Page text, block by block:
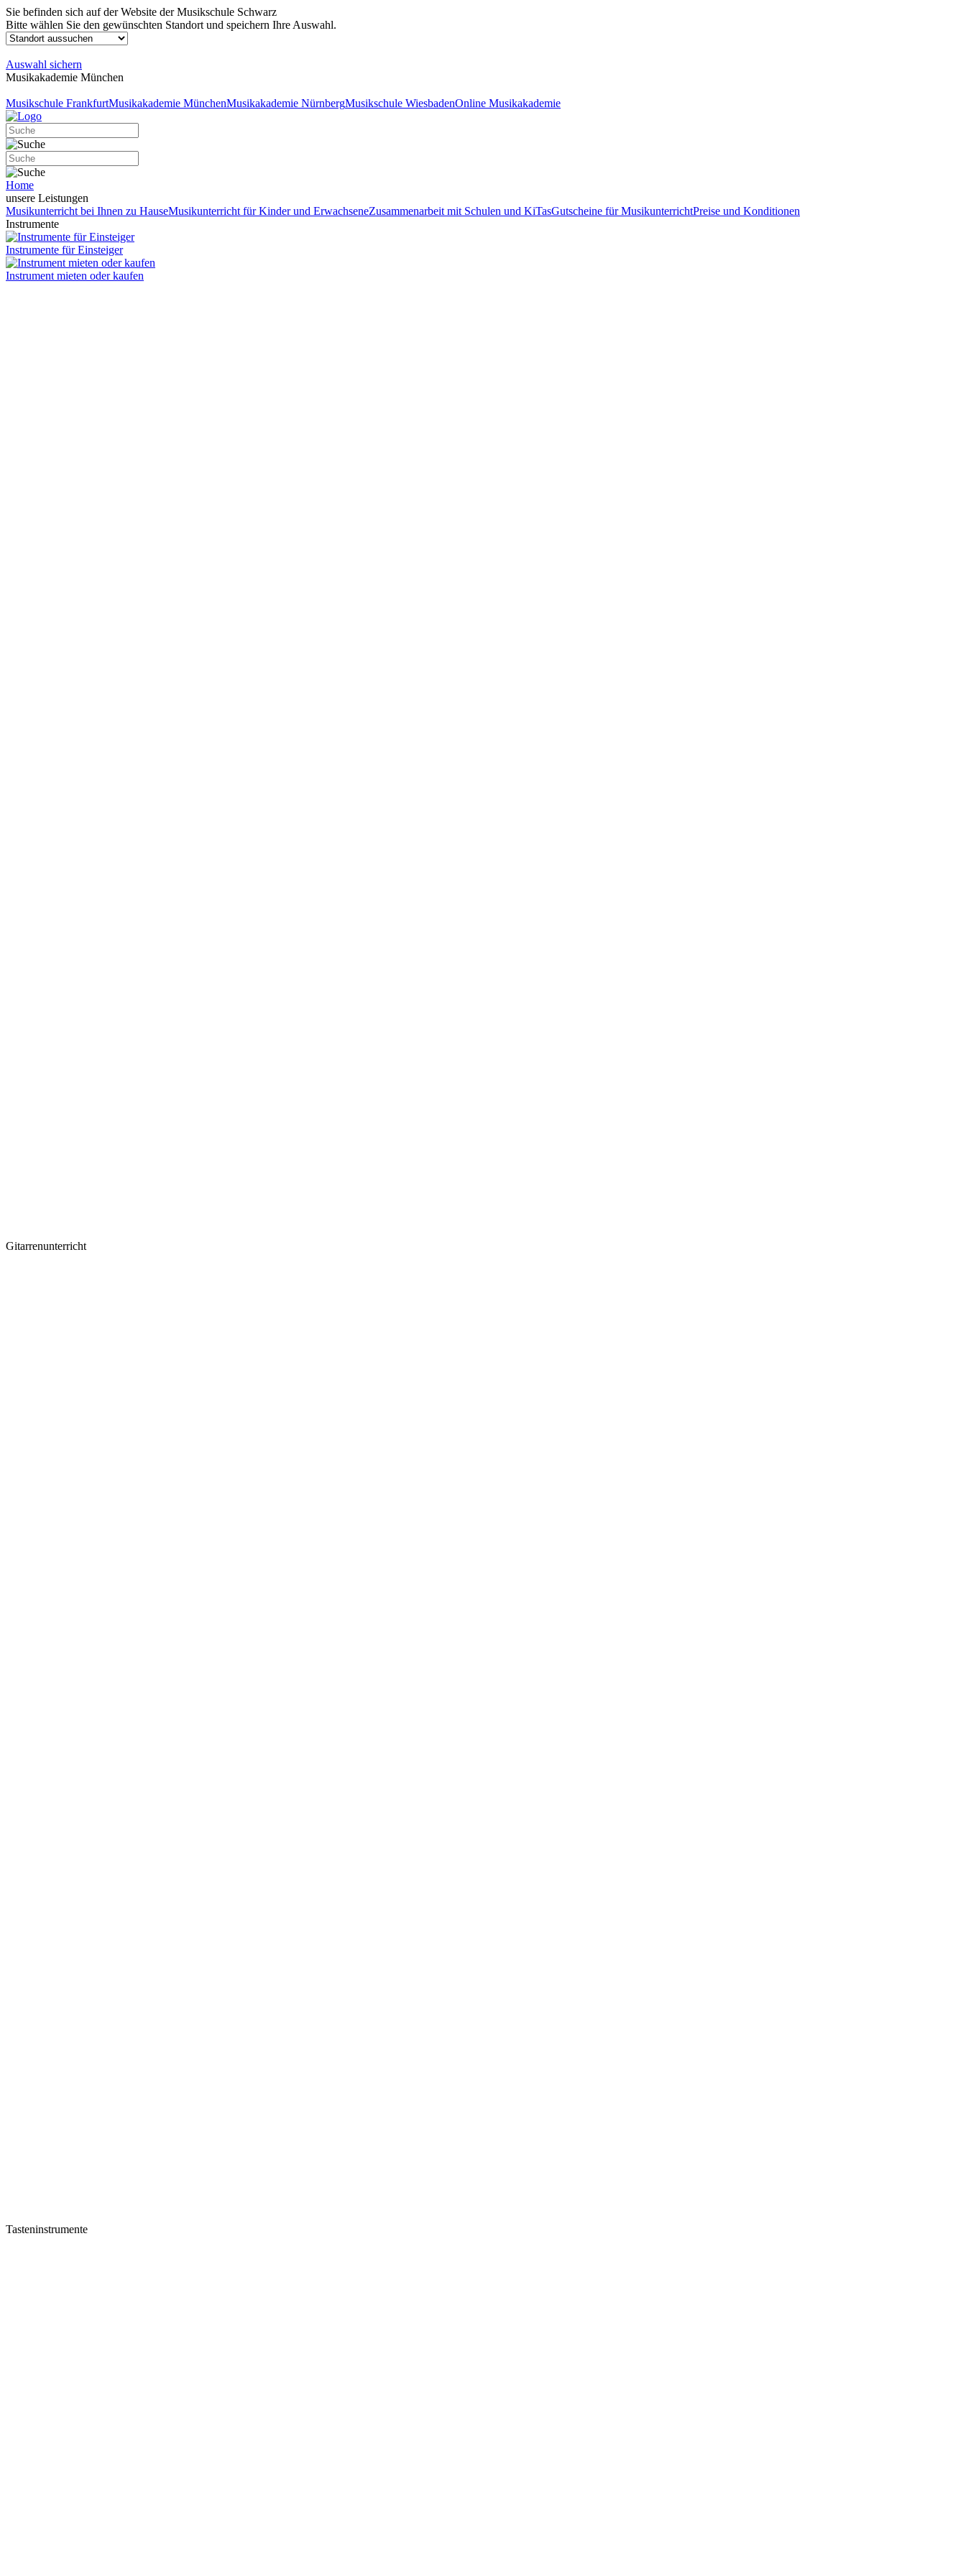
Sie befinden sich auf der Website der Musikschule Schwarz
Bitte wählen Sie den gewünschten Standort und speichern Ihre Auswahl.
Auswahl sichern
Musikakademie München
Musikschule FrankfurtMusikakademie MünchenMusikakademie NürnbergMusikschule WiesbadenOnline Musikakademie
Home
unsere Leistungen
Musikunterricht bei Ihnen zu HauseMusikunterricht für Kinder und ErwachseneZusammenarbeit mit Schulen und KiTasGutscheine für MusikunterrichtPreise und Konditionen
Instrumente
Instrumente für Einsteiger
Instrument mieten oder kaufen
Gitarrenunterricht
Tasteninstrumente